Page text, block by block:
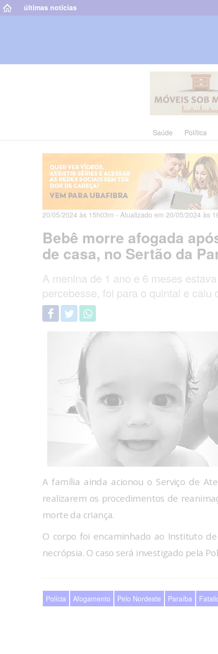
últimas notícias
Saúde Política
20/05/2024 às 15h03m - Atualizado em 20/05/2024 às
Bebê morre afogada
de casa, no Sertão da
A menina de 1 ano e 6 meses
percebesse, foi para o quintal e caiu
A família ainda acionou o Serviço de
realizarem os procedimentos de
morte da criança.
O corpo foi encaminhado ao Instituto
necrópsia. O caso será investigado pela
Polícia Afogamento Pelo Nordeste Paraíba